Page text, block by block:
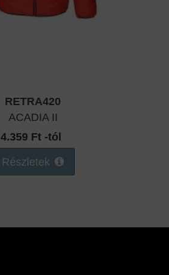
RETRA420
ACADIA II
4.359 Ft -tól
Részletek